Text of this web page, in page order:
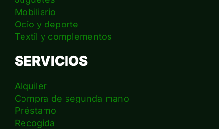
Mobiliario
Ocio y deporte
Textil y complementos
SERVICIOS
Alquiler
Compra de segunda mano
Préstamo
Recogida